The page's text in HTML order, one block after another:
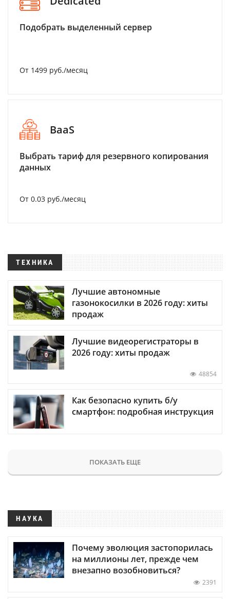
Подобрать выделенный сервер
От 1499 руб./месяц
BaaS
Выбрать тариф для резервного копирования
данных
От 0.03 руб./месяц
ТЕХНИКА
Лучшие автономные
газонокосилки в 2026 году: хиты
продаж
Лучшие видеорегистраторы в
2026 году: хиты продаж
48854
Как безопасно купить б/у
смартфон: подробная инструкция
ПОКАЗАТЬ ЕЩЕ
НАУКА
Почему эволюция застопорилась
на миллионы лет, прежде чем
внезапно возобновиться?
2391